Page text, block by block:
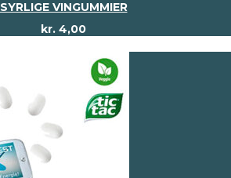
SYRLIGE VINGUMMIER
kr. 4,00